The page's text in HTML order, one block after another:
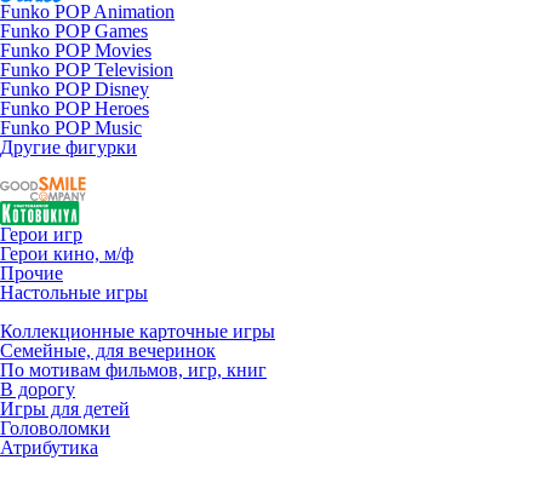
Funko POP Animation
Funko POP Games
Funko POP Movies
Funko POP Television
Funko POP Disney
Funko POP Heroes
Funko POP Music
Другие фигурки
Герои игр
Герои кино, м/ф
Прочие
Настольные игры
Коллекционные карточные игры
Семейные, для вечеринок
По мотивам фильмов, игр, книг
В дорогу
Игры для детей
Головоломки
Атрибутика